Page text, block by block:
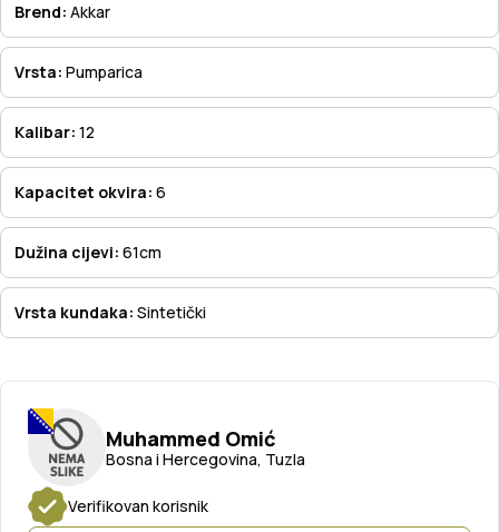
Muhammed Omić
Bosna i Hercegovina, Tuzla
Verifikovan korisnik
Brend: Akkar
Vrsta: Pumparica
Kalibar: 12
Kapacitet okvira: 6
Dužina cijevi: 61cm
Vrsta kundaka: Sintetički